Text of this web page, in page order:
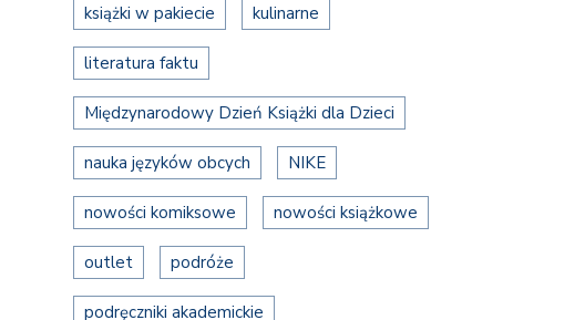
książki w pakiecie kulinarne
literatura faktu
Międzynarodowy Dzień Książki dla Dzieci
nauka języków obcych NIKE
nowości komiksowe nowości książkowe
outlet podróże
podręczniki akademickie